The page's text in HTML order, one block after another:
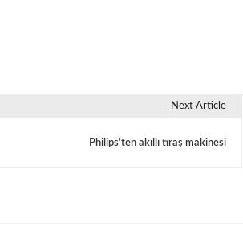
Next Article
Philips’ten akıllı tıraş makinesi